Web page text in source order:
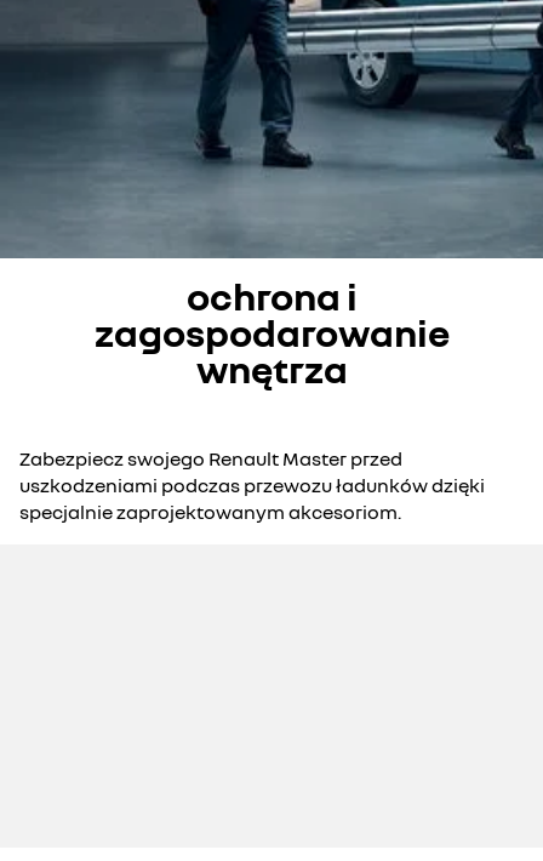
ochrona i
zagospodarowanie
wnętrza
Zabezpiecz swojego Renault Master przed
uszkodzeniami podczas przewozu ładunków dzięki
specjalnie zaprojektowanym akcesoriom.